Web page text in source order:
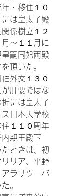
・移住１０
には皇太子殿
係樹立１２
～１１月に
嗣同妃両殿
頂いた。
外交１３０
が肝要ではな
には皇太子
日本人学校
住１１０周年
親王殿下
たときは、初
リア、平野
ラサツーバ
。